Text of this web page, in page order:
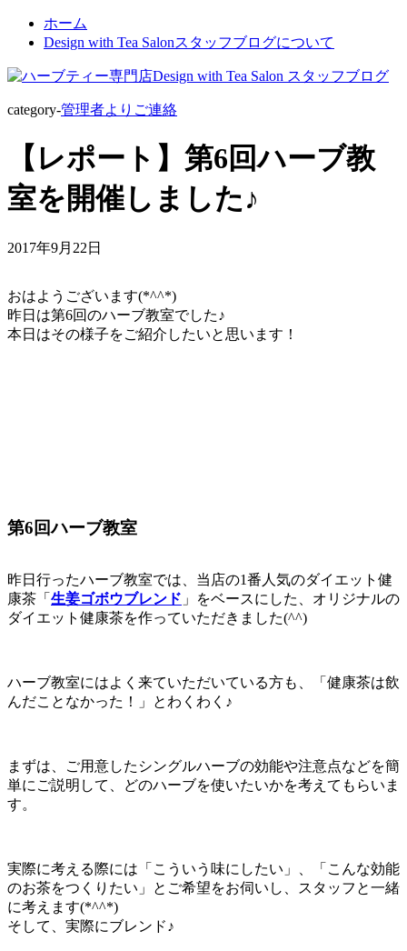
ホーム
Design with Tea Salonスタッフブログについて
category-管理者よりご連絡
【レポート】第6回ハーブ教
室を開催しました♪
2017年9月22日
おはようございます(*^^*)
昨日は第6回のハーブ教室でした♪
本日はその様子をご紹介したいと思います！
第6回ハーブ教室
昨日行ったハーブ教室では、当店の1番人気のダイエット健
康茶「 生姜ゴボウブレンド 」をベースにした、オリジナルの
ダイエット健康茶を作っていただきました(^^)
ハーブ教室にはよく来ていただいている方も、「健康茶は飲
んだことなかった！」とわくわく♪
まずは、ご用意したシングルハーブの効能や注意点などを簡
単にご説明して、どのハーブを使いたいかを考えてもらいま
す。
実際に考える際には「こういう味にしたい」、「こんな効能
のお茶をつくりたい」とご希望をお伺いし、スタッフと一緒
に考えます(*^^*)
そして、実際にブレンド♪